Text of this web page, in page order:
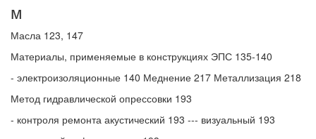
м
Масла 123, 147
Материалы, применяемые в конструкциях ЭПС 135-140
- электроизоляционные 140 Меднение 217 Металлизация 218
Метод гидравлической опрессовки 193
- контроля ремонта акустический 193 --- визуальный 193